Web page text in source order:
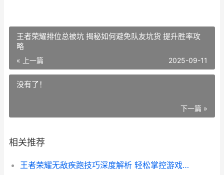
王者荣耀排位总被坑 揭秘如何避免队友坑货 提升胜率攻
略
« 上一篇 2025-09-11
没有了！
下一篇 »
相关推荐
王者荣耀无敌疾跑技巧深度解析 轻松掌控游戏节奏 跑出胜利